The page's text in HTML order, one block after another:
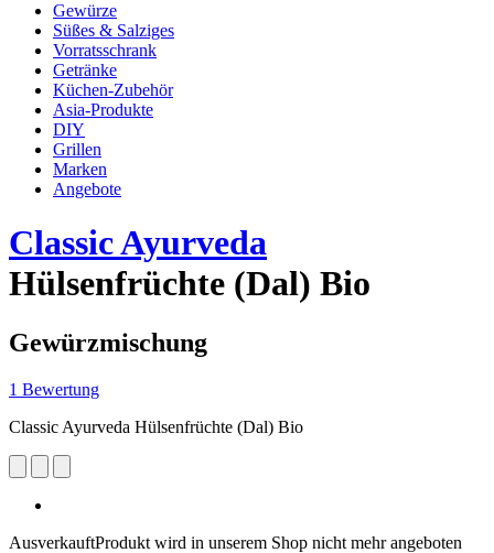
Gewürze
Süßes & Salziges
Vorratsschrank
Getränke
Küchen-Zubehör
Asia-Produkte
DIY
Grillen
Marken
Angebote
Classic Ayurveda
Hülsenfrüchte (Dal) Bio
Gewürzmischung
1 Bewertung
Classic Ayurveda Hülsenfrüchte (Dal) Bio
AusverkauftProdukt wird in unserem Shop nicht mehr angeboten